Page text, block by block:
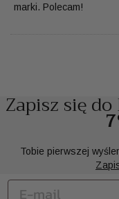
marki. Polecam!
Zapisz się
Tobie pierwszej